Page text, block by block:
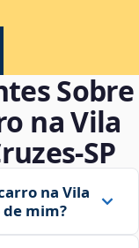
Sobre
na Vila
na Vila
de mim?